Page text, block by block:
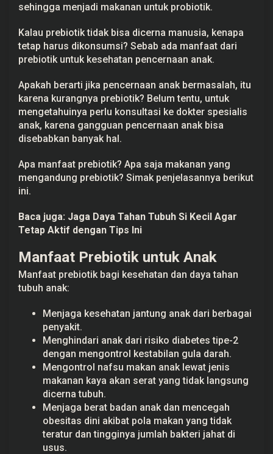
a
A
n
a
k
sehingga menjadi makanan untuk probiotik.
Kalau prebiotik tidak bisa dicerna manusia, kenapa
tetap harus dikonsumsi? Sebab ada manfaat dari
prebiotik untuk kesehatan pencernaan anak.
Apakah berarti jika pencernaan anak bermasalah, itu
karena kurangnya prebiotik? Belum tentu, untuk
mengetahuinya perlu konsultasi ke dokter spesialis
anak, karena gangguan pencernaan anak bisa
disebabkan banyak hal.
Apa manfaat prebiotik? Apa saja makanan yang
mengandung prebiotik? Simak penjelasannya berikut
ini.
Baca juga: Jaga Daya Tahan Tubuh Si Kecil Agar
Tetap Aktif dengan Tips Ini
Manfaat Prebiotik untuk Anak
Manfaat prebiotik bagi kesehatan dan daya tahan
tubuh anak:
Menjaga kesehatan jantung anak dari berbagai
penyakit.
Menghindari anak dari risiko diabetes tipe-2
dengan mengontrol kestabilan gula darah.
Mengontrol nafsu makan anak lewat jenis
makanan kaya akan serat yang tidak langsung
dicerna tubuh.
Menjaga berat badan anak dan mencegah
obesitas dini akibat pola makan yang tidak
teratur dan tingginya jumlah bakteri jahat di
usus.